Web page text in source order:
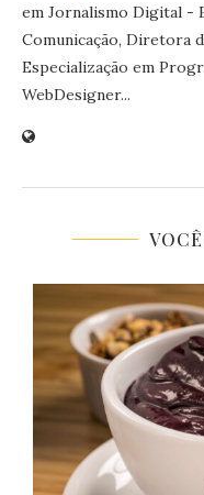
em Jornalismo Digital -
Comunicação, Diretora
Especialização em
WebDesigner...